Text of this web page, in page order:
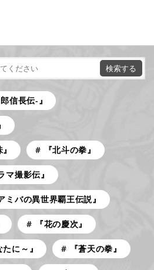
信長伝-』
『北斗の拳』
マ撮影伝』
ミバの異世界覇王伝説』
『花の慶次』
に～』 『蒼天の拳』